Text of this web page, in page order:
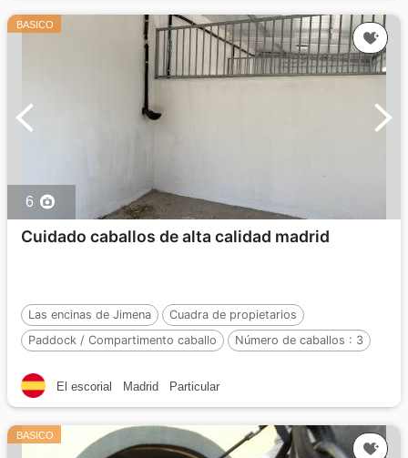
BASICO
6
Cuidado caballos de alta calidad madrid
Las encinas de Jimena
Cuadra de propietarios
Paddock / Compartimento caballo
Número de caballos : 3
El escorial Madrid Particular
BASICO